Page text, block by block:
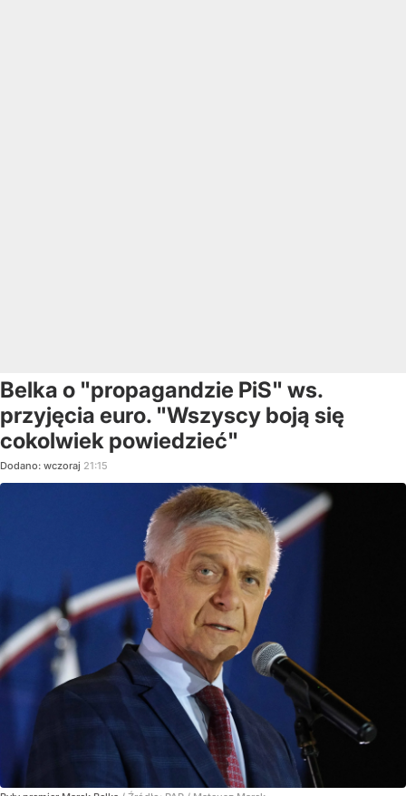
Belka o "propagandzie PiS" ws.
przyjęcia euro. "Wszyscy boją się
cokolwiek powiedzieć"
Dodano: wczoraj 21:15